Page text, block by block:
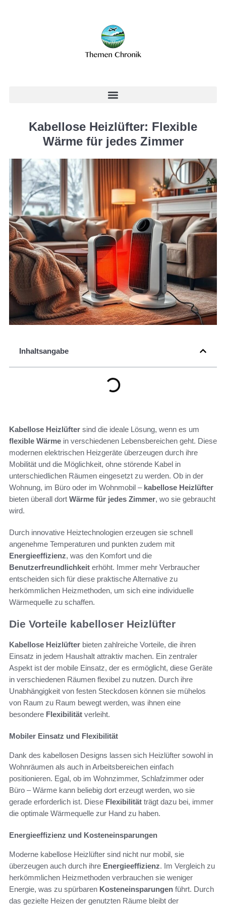
Kabellose Heizlüfter: Flexible
Wärme für jedes Zimmer
Inhaltsangabe
Kabellose Heizlüfter sind die ideale Lösung, wenn es um
flexible Wärme in verschiedenen Lebensbereichen geht. Diese
modernen elektrischen Heizgeräte überzeugen durch ihre
Mobilität und die Möglichkeit, ohne störende Kabel in
unterschiedlichen Räumen eingesetzt zu werden. Ob in der
Wohnung, im Büro oder im Wohnmobil – kabellose Heizlüfter
bieten überall dort Wärme für jedes Zimmer, wo sie gebraucht
wird.
Durch innovative Heiztechnologien erzeugen sie schnell
angenehme Temperaturen und punkten zudem mit
Energieeffizienz, was den Komfort und die
Benutzerfreundlichkeit erhöht. Immer mehr Verbraucher
entscheiden sich für diese praktische Alternative zu
herkömmlichen Heizmethoden, um sich eine individuelle
Wärmequelle zu schaffen.
Die Vorteile kabelloser Heizlüfter
Kabellose Heizlüfter bieten zahlreiche Vorteile, die ihren
Einsatz in jedem Haushalt attraktiv machen. Ein zentraler
Aspekt ist der mobile Einsatz, der es ermöglicht, diese Geräte
in verschiedenen Räumen flexibel zu nutzen. Durch ihre
Unabhängigkeit von festen Steckdosen können sie mühelos
von Raum zu Raum bewegt werden, was ihnen eine
besondere Flexibilität verleiht.
Mobiler Einsatz und Flexibilität
Dank des kabellosen Designs lassen sich Heizlüfter sowohl in
Wohnräumen als auch in Arbeitsbereichen einfach
positionieren. Egal, ob im Wohnzimmer, Schlafzimmer oder
Büro – Wärme kann beliebig dort erzeugt werden, wo sie
gerade erforderlich ist. Diese Flexibilität trägt dazu bei, immer
die optimale Wärmequelle zur Hand zu haben.
Energieeffizienz und Kosteneinsparungen
Moderne kabellose Heizlüfter sind nicht nur mobil, sie
überzeugen auch durch ihre Energieeffizienz. Im Vergleich zu
herkömmlichen Heizmethoden verbrauchen sie weniger
Energie, was zu spürbaren Kosteneinsparungen führt. Durch
das gezielte Heizen der genutzten Räume bleibt der